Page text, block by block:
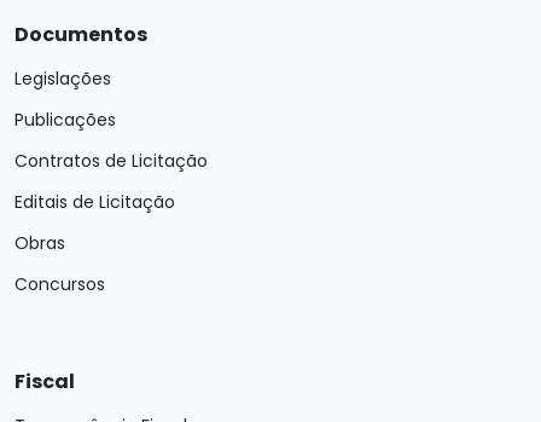
Documentos
Legislações
Publicações
Contratos de Licitação
Editais de Licitação
Obras
Concursos
Fiscal